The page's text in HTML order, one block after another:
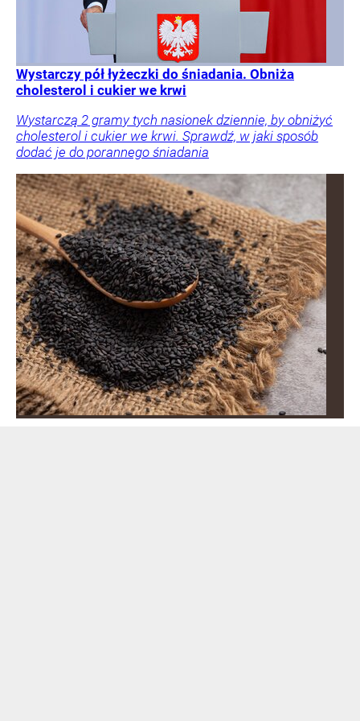
Wystarczy pół łyżeczki do śniadania. Obniża
cholesterol i cukier we krwi
Wystarczą 2 gramy tych nasionek dziennie, by obniżyć
cholesterol i cukier we krwi. Sprawdź, w jaki sposób
dodać je do porannego śniadania